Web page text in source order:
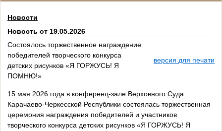
Новости
Новость от 19.05.2026
Состоялось торжественное награждение
победителей творческого конкурса
детских рисунков «Я ГОРЖУСЬ! Я
ПОМНЮ!»
версия для печати
15 мая 2026 года в конференц-зале Верховного Суда
Карачаево-Черкесской Республики состоялась торжественная
церемония награждения победителей и участников
творческого конкурса детских рисунков «Я ГОРЖУСЬ! Я